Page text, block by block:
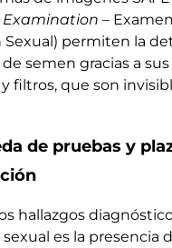
Examination –
Sexual) permiten la
semen gracias a
filtros, que son
de pruebas y
hallazgos
es la presencia